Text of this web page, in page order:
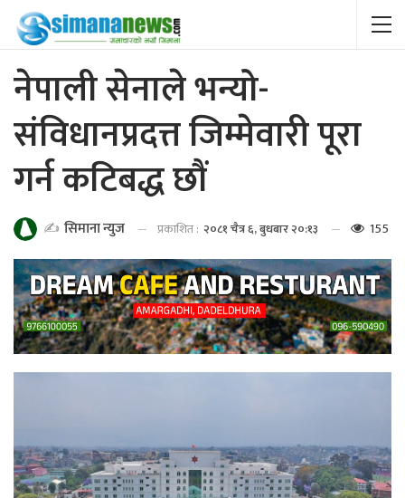
नेपाली सेनाले भन्यो-
संविधानप्रदत्त जिम्मेवारी पूरा
गर्न कटिबद्ध छौं
✍️ सिमाना न्युज प्रकाशित : २०८१ चैत्र ६, बुधबार २०:१३ 155